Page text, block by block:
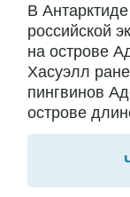
В
российской
на острове
Хасуэлл
пингвинов
острове